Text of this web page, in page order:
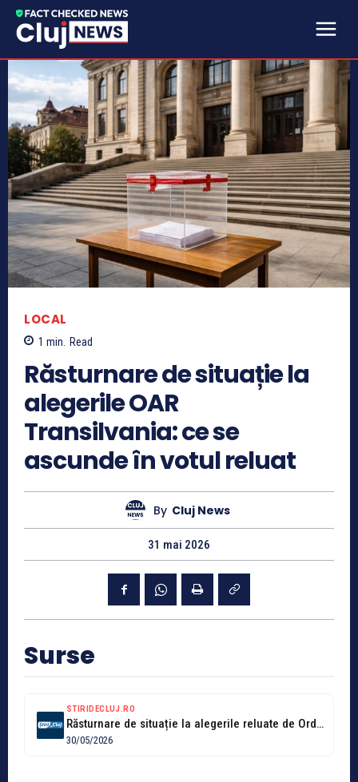
LOCAL
1 min. Read
Răsturnare de situație la
alegerile OAR
Transilvania: ce se
ascunde în votul reluat
By Cluj News
31 mai 2026
Surse
STIRIDECLUJ.RO
Răsturnare de situație la alegerile reluate de Ordinul Arhitecților din Transilvania! Candidatul...
30/05/2026